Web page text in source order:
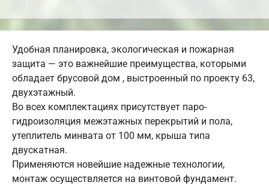
Удобная планировка, экологическая и пожарная
защита — это важнейшие преимущества, которыми
обладает брусовой дом , выстроенный по проекту 63,
двухэтажный.
Во всех комплектациях присутствует паро-
гидроизоляция межэтажных перекрытий и пола,
утеплитель минвата от 100 мм, крыша типа
двускатная.
Применяются новейшие надежные технологии,
монтаж осуществляется на винтовой фундамент.